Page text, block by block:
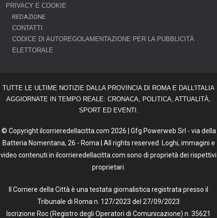
PRIVACY E COOKIE
REDAZIONE
CONTATTI
CODICE DI AUTOREGOLAMENTAZIONE PER LA PUBBLICITÀ
ELETTORALE
TUTTE LE ULTIME NOTIZIE DALLA PROVINCIA DI ROMA E DALL'ITALIA
AGGIORNATE IN TEMPO REALE: CRONACA, POLITICA, ATTUALITÀ,
SPORT ED EVENTI.
© Copyright ilcorrieredellacitta.com 2026 | Gfg Powerweb Srl - via della
Batteria Nomentana, 26 - Roma | All rights reserved. Loghi, immagini e
video contenuti in ilcorrieredellacitta.com sono di proprietà dei rispettivi
proprietari.
Il Corriere della Città è una testata giornalistica registrata presso il
Tribunale di Roma n. 127/2023 del 27/09/2023
Iscrizione Roc (Registro degli Operatori di Comunicazione) n. 35621